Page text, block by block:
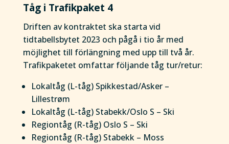
Tåg i Trafikpaket 4
Driften av kontraktet ska starta vid
tidtabellsbytet 2023 och pågå i tio år med
möjlighet till förlängning med upp till två år.
Trafikpaketet omfattar följande tåg tur/retur:
Lokaltåg (L-tåg) Spikkestad/Asker –
Lillestrøm
Lokaltåg (L-tåg) Stabekk/Oslo S – Ski
Regiontåg (R-tåg) Oslo S – Ski
Regiontåg (R-tåg) Stabekk – Moss